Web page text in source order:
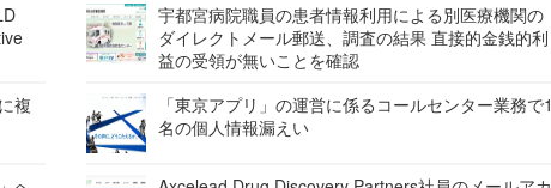
複
宇都宮病院職員の患者情報利用による別医療機関の
ダイレクトメール郵送、調査の結果 直接的金銭的利
益の受領が無いことを確認
「東京アプリ」の運営に係るコールセンター業務で1
名の個人情報漏えい